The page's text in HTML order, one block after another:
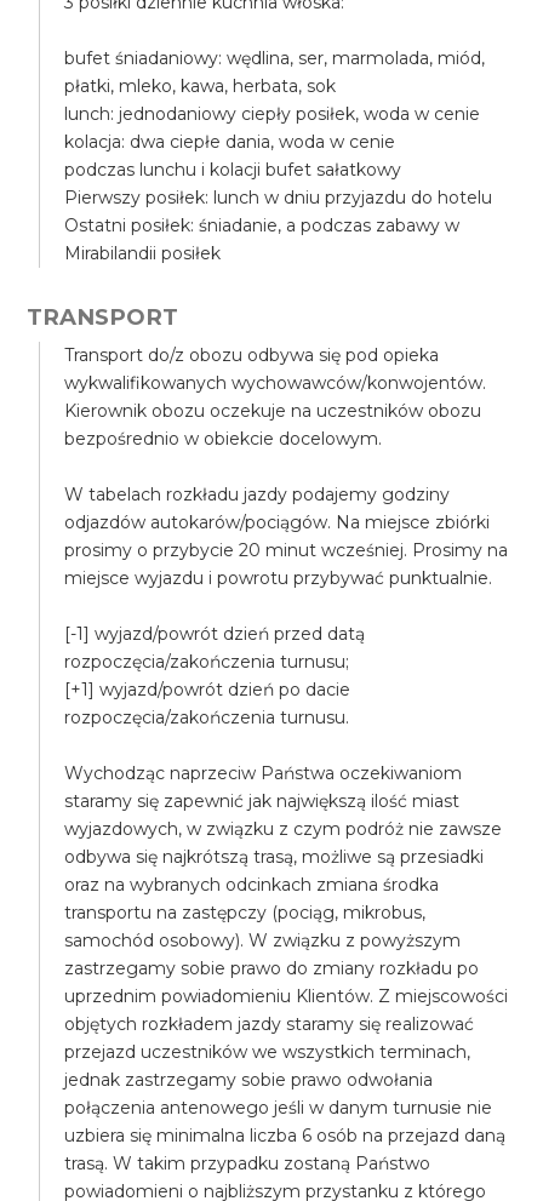
bufet śniadaniowy: wędlina, ser, marmolada, miód,
płatki, mleko, kawa, herbata, sok
lunch: jednodaniowy ciepły posiłek, woda w cenie
kolacja: dwa ciepłe dania, woda w cenie
podczas lunchu i kolacji bufet sałatkowy
Pierwszy posiłek: lunch w dniu przyjazdu do hotelu
Ostatni posiłek: śniadanie, a podczas zabawy w
Mirabilandii posiłek
TRANSPORT
Transport do/z obozu odbywa się pod opieka
wykwalifikowanych wychowawców/konwojentów.
Kierownik obozu oczekuje na uczestników obozu
bezpośrednio w obiekcie docelowym.
W tabelach rozkładu jazdy podajemy godziny
odjazdów autokarów/pociągów. Na miejsce zbiórki
prosimy o przybycie 20 minut wcześniej. Prosimy na
miejsce wyjazdu i powrotu przybywać punktualnie.
[-1] wyjazd/powrót dzień przed datą
rozpoczęcia/zakończenia turnusu;
[+1] wyjazd/powrót dzień po dacie
rozpoczęcia/zakończenia turnusu.
Wychodząc naprzeciw Państwa oczekiwaniom
staramy się zapewnić jak największą ilość miast
wyjazdowych, w związku z czym podróż nie zawsze
odbywa się najkrótszą trasą, możliwe są przesiadki
oraz na wybranych odcinkach zmiana środka
transportu na zastępczy (pociąg, mikrobus,
samochód osobowy). W związku z powyższym
zastrzegamy sobie prawo do zmiany rozkładu po
uprzednim powiadomieniu Klientów. Z miejscowości
objętych rozkładem jazdy staramy się realizować
przejazd uczestników we wszystkich terminach,
jednak zastrzegamy sobie prawo odwołania
połączenia antenowego jeśli w danym turnusie nie
uzbiera się minimalna liczba 6 osób na przejazd daną
trasą. W takim przypadku zostaną Państwo
powiadomieni o najbliższym przystanku z którego